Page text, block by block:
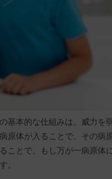
基本的な仕組みは、威力を
原体が入ることで、その病
ことで、もし万が一病原体
。